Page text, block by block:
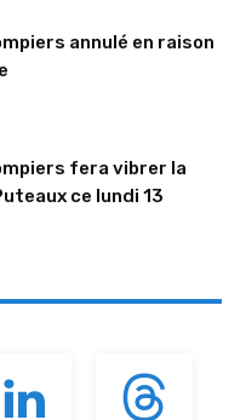
annulé en raison
fera vibrer la
ce lundi 13